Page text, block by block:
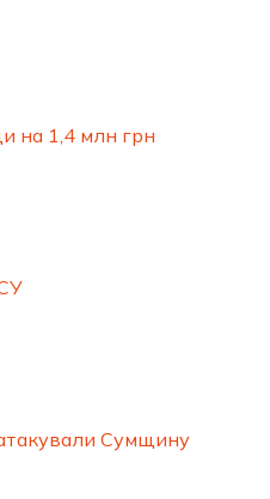
на 1,4 млн грн
Сумщину